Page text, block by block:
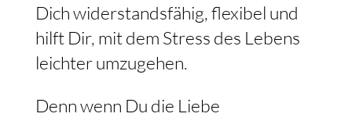
Dich widerstandsfähig, flexibel und
hilft Dir, mit dem Stress des Lebens
leichter umzugehen.
Denn wenn Du die Liebe